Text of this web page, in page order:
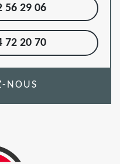
56 29 06
72 20 70
NOUS